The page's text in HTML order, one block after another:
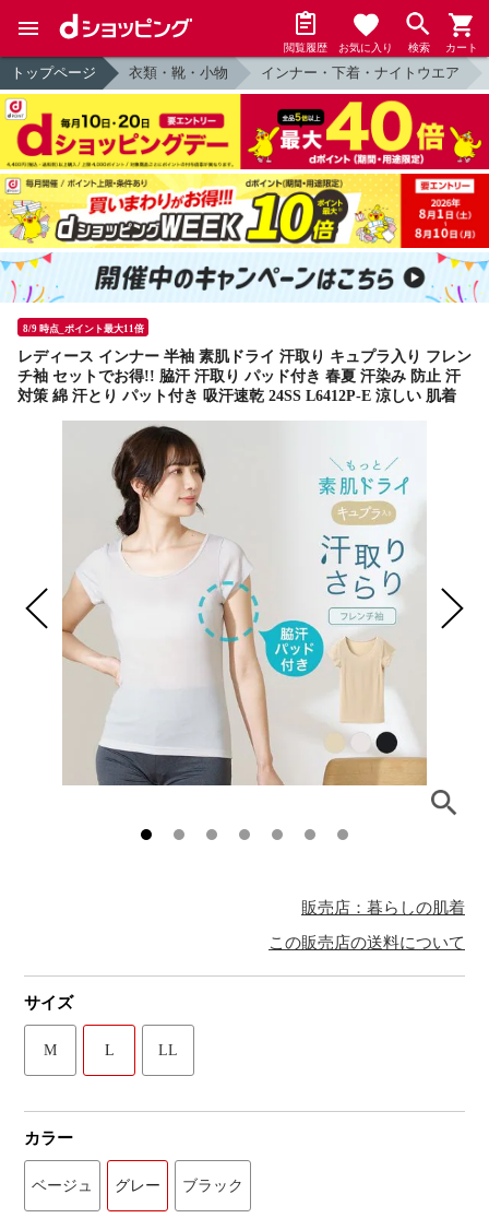
閲覧履歴 お気に入り 検索 カート
トップページ 衣類・靴・小物 インナー・下着・ナイトウエア
8/9 時点_ポイント最大11倍
レディース インナー 半袖 素肌ドライ 汗取り キュプラ入り フレン
チ袖 セットでお得!! 脇汗 汗取り パッド付き 春夏 汗染み 防止 汗
対策 綿 汗とり パット付き 吸汗速乾 24SS L6412P-E 涼しい 肌着
販売店：暮らしの肌着
この販売店の送料について
サイズ
M L LL
カラー
ベージュ グレー ブラック